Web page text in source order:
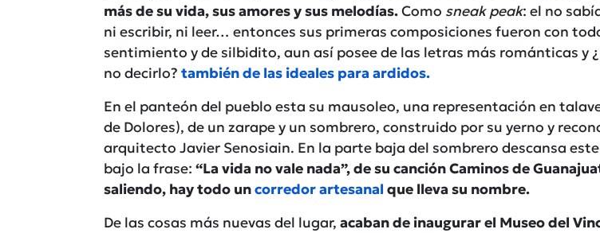
más de su vida, sus amores y sus melodías.Como sneak peak: el no
ni escribir, ni leer… entonces sus primeras composiciones fueron con
sentimiento y de silbidito, aun así posee de las letras más románticas y
no decirlo? también de las ideales para ardidos.
En el panteón del pueblo esta su mausoleo, una representación en
de Dolores), de un zarape y un sombrero, construido por su yerno y
arquitecto Javier Senosiain. En la parte baja del sombrero descansa
bajo la frase: “La vida no vale nada”, de su canción Caminos de
saliendo, hay todo uncorredor artesanal que lleva su nombre.
De las cosas más nuevas del lugar, acaban de inaugurar el Museo del